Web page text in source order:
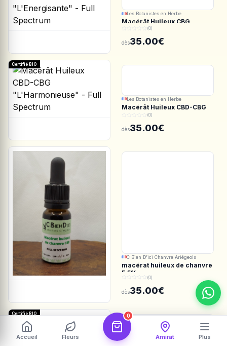
Les Botanistes en Herbe
Macérât Huileux CBG
"L'Energisante" - Full
Spectrum
(0)
dès35.00€
Certifié BIO
Les Botanistes en Herbe
Macérât Huileux CBD-CBG
"L'Harmonieuse" - Full
(0)
dès35.00€
C Bien D'ici Chanvre Ariégeois
macérat huileux de chanvre
5.5%
(0)
dès35.00€
Certifié BIO
Accueil Fleurs
0
Amirat Plus